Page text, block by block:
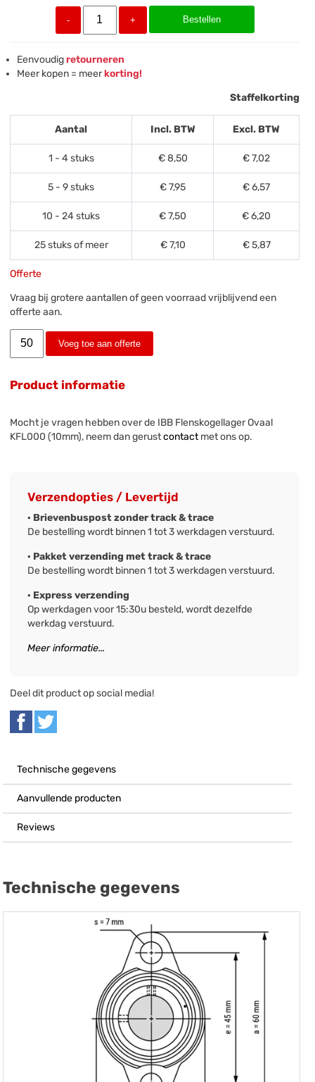
- + Bestellen
Eenvoudigretourneren
Meer kopen = meerkorting!
Staffelkorting
Aantal Incl. BTW Excl. BTW
1 - 4 stuks € 8,50 € 7,02
5 - 9 stuks € 7,95 € 6,57
10 - 24 stuks € 7,50 € 6,20
25 stuks of meer € 7,10 € 5,87
Offerte
Vraag bij grotere aantallen of geen voorraad vrijblijvend een
offerte aan.
Voeg toe aan offerte
Product informatie
Mocht je vragen hebben over de IBB Flenskogellager Ovaal
KFL000 (10mm), neem dan gerustcontactmet ons op.
Verzendopties / Levertijd
· Brievenbuspost zonder track & trace
De bestelling wordt binnen 1 tot 3 werkdagen verstuurd.
· Pakket verzending met track & trace
De bestelling wordt binnen 1 tot 3 werkdagen verstuurd.
· Express verzending
Op werkdagen voor 15:30u besteld, wordt dezelfde
werkdag verstuurd.
Meer informatie...
Deel dit product op social media!
Technische gegevens
Aanvullende producten
Reviews
Technische gegevens